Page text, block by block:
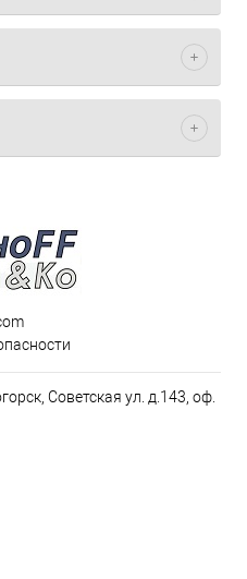
Советская ул. д.143, оф.